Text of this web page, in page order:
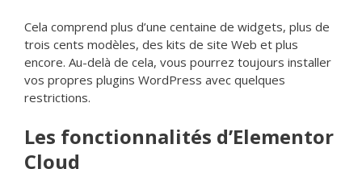
Cela comprend plus d’une centaine de widgets, plus de
trois cents modèles, des kits de site Web et plus
encore. Au-delà de cela, vous pourrez toujours installer
vos propres plugins WordPress avec quelques
restrictions.
Les fonctionnalités d’Elementor
Cloud